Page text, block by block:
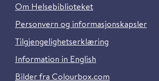
Om Helsebiblioteket
Personvern og informasjonskapsler
Tilgjengelighetserklæring
Information in English
Bilder fra Colourbox.com